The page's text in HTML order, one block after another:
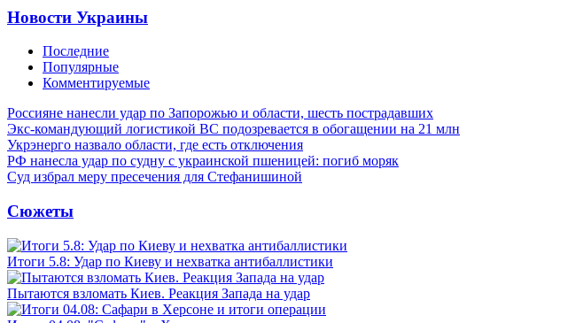
Новости Украины
Последние
Популярные
Комментируемые
Россияне нанесли удар по Запорожью и области, шесть пострадавших
Экс-командующий логистикой ВС подозревается в обогащении на 21 млн
Укрэнерго назвало области, где есть отключения
РФ нанесла удар по судну с украинской пшеницей: погиб моряк
Суд избрал меру пресечения для Стефанишиной
Сюжеты
Итоги 5.8: Удар по Киеву и нехватка антибаллистики
Пытаются взломать Киев. Реакция Запада на удар